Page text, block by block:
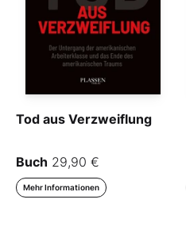
Tod aus Verzweiflung
Buch 29,90 €
Mehr Informationen